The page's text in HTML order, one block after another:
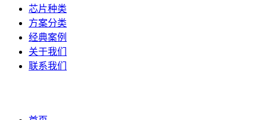
芯片种类
方案分类
经典案例
关于我们
联系我们